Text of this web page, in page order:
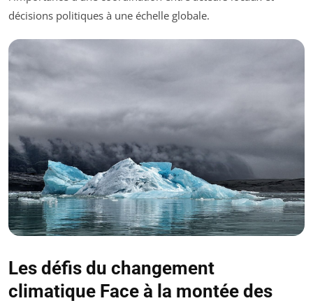
décisions politiques à une échelle globale.
Les défis du changement
climatique Face à la montée des